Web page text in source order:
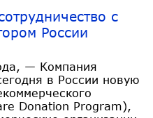
с
России
— Компания
в России новую
Donation Program),